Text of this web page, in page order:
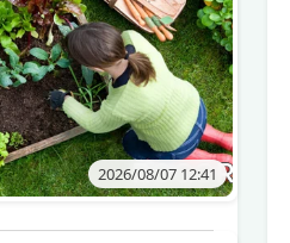
2026/08/07 12:41